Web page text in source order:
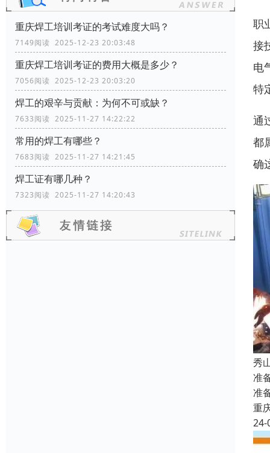
重庆焊工培训考证的考试难度大吗？
7149阅读 2025-12-23 20:03:48
重庆焊工培训考证的费用大概是多少？
7056阅读 2025-12-23 20:03:20
焊工的艰辛与贡献：为何不可或缺？
7633阅读 2025-11-27 14:22:22
常用的焊工有哪些？
7683阅读 2025-11-27 14:21:45
焊工证有哪几种？
7323阅读 2025-11-27 14:20:43
职
接
电
特
通
都
确
秀
准
准
重
24-